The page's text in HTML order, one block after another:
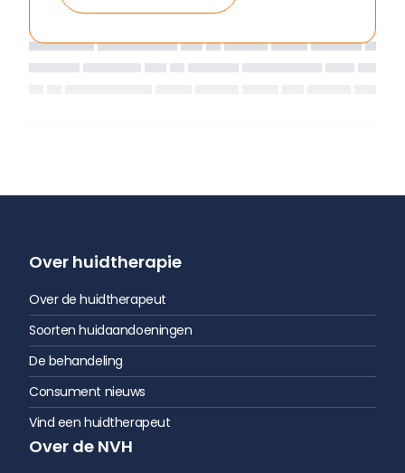
Over huidtherapie
Over de huidtherapeut
Soorten huidaandoeningen
De behandeling
Consument nieuws
Vind een huidtherapeut
Over de NVH